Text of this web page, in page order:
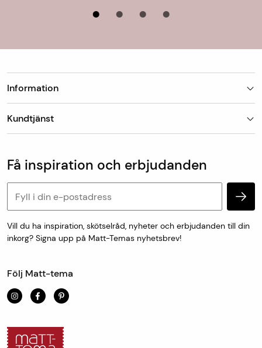
Information
Om Matt-Tema
Vanliga frågor
Kundtjänst
Köp & leveransvillkor
Retur & reklamation
Personuppgifter och cookies
Få inspiration och erbjudanden
Vill du ha inspiration, skötselråd, nyheter och erbjudanden till din
inkorg? Signa upp på Matt-Temas nyhetsbrev!
Följ Matt-tema